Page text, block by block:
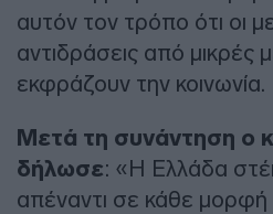
αυτόν τον τρόπο ότι οι
αντιδράσεις από μικρές
εκφράζουν την κοινωνία.
Μετά τη συνάντηση ο
δήλωσε: «Η Ελλάδα
απέναντι σε κάθε μορφή